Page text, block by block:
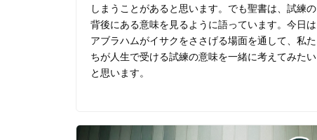
しまうことがあると思います。でも聖書は、試練の
背後にある意味を見るように語っています。今日は
アブラハムがイサクをささげる場面を通して、私た
ちが人生で受ける試練の意味を一緒に考えてみたい
と思います。